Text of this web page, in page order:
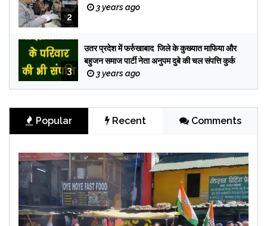
2
3 years ago
3
उतर प्रदेश में फर्रुखाबाद जिले के कुख्यात माफिया और
बहुजन समाज पार्टी नेता अनुपम दुबे की चल संपत्ति कुर्क
3 years ago
Popular Recent Comments